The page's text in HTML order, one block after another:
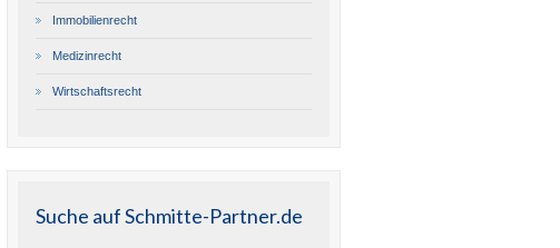
Immobilienrecht
Medizinrecht
Wirtschaftsrecht
Suche auf Schmitte-Partner.de